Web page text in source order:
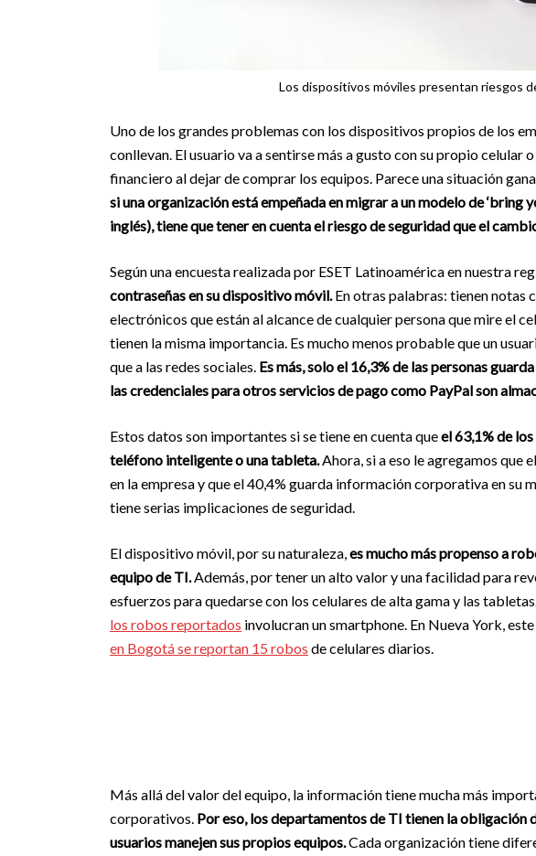
Los dispositivos móviles presentan riesgos
Uno de los grandes problemas con los dispositivos propios de los
conllevan. El usuario va a sentirse más a gusto con su propio celular
financiero al dejar de comprar los equipos. Parece una situación
si una organización está empeñada en migrar a un modelo de ‘bring
inglés), tiene que tener en cuenta el riesgo de seguridad que el
Según una encuesta realizada por ESET Latinoamérica en nuestra
contraseñas en su dispositivo móvil.En otras palabras: tienen notas
electrónicos que están al alcance de cualquier persona que mire el
tienen la misma importancia. Es mucho menos probable que un
que a las redes sociales. Es más, solo el 16,3% de las personas
las credenciales para otros servicios de pago como PayPal son
Estos datos son importantes si se tiene en cuenta queel 63,1% de
teléfono inteligente o una tableta.Ahora, si a eso le agregamos que
en la empresa y que el 40,4% guarda información corporativa en su
tiene serias implicaciones de seguridad.
El dispositivo móvil, por su naturaleza,es mucho más propenso a
equipo de TI.Además, por tener un alto valor y una facilidad para
esfuerzos para quedarse con los celulares de alta gama y las
los robos reportados involucran un smartphone. En Nueva York,
en Bogotá se reportan 15 robos de celulares diarios.
Más allá del valor del equipo, la información tiene mucha más
corporativos. Por eso, los departamentos de TI tienen la obligación
usuarios manejen sus propios equipos.Cada organización tiene